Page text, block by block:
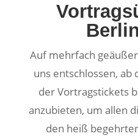
Auf mehrfach
uns entschlossen, ab
der Vortragstickets
anzubieten, um allen
den heiß